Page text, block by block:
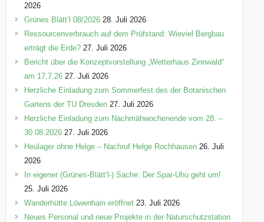
e
n
2026
Grünes Blätt’l 08/2026 28. Juli 2026
Ressourcenverbrauch auf dem Prüfstand: Wieviel Bergbau
erträgt die Erde? 27. Juli 2026
Bericht über die Konzeptvorstellung „Wetterhaus Zinnwald“
am 17.7.26 27. Juli 2026
Herzliche Einladung zum Sommerfest des der Botanischen
Gartens der TU Dresden 27. Juli 2026
Herzliche Einladung zum Nachmähwochenende vom 28. –
30.08.2026 27. Juli 2026
Heulager ohne Helge – Nachruf Helge Rochhausen 26. Juli
2026
In eigener (Grünes-Blätt’l-) Sache: Der Spar-Uhu geht um!
25. Juli 2026
Wanderhütte Löwenhain eröffnet 23. Juli 2026
Neues Personal und neue Projekte in der Naturschutzstation